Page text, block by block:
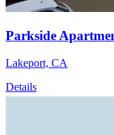
Parkside
Lakeport, CA
Details